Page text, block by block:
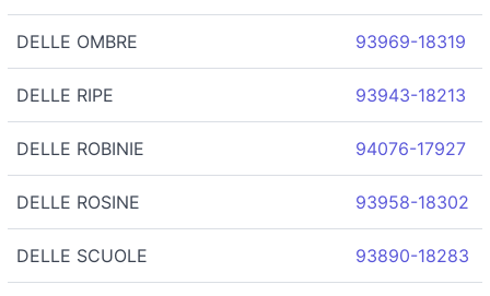
DELLE OMBRE 93969-18319
DELLE RIPE 93943-18213
DELLE ROBINIE 94076-17927
DELLE ROSINE 93958-18302
DELLE SCUOLE 93890-18283